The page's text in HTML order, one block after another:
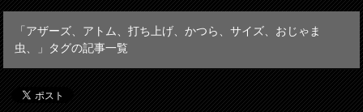
「アザーズ、アトム、打ち上げ、かつら、サイズ、おじゃま
虫、」タグの記事一覧